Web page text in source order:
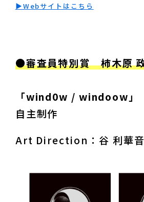
▶︎Webサイトはこちら
「wind0w / windoow」
自主制作
Art Direction：谷 利華音